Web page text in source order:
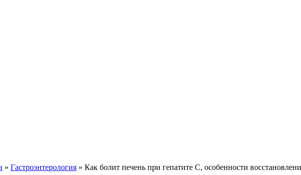
» Гастроэнтерология » Как болит печень при гепатите С, особенности